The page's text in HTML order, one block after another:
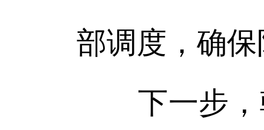
部调度，确
下一步，